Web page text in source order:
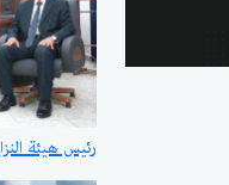
رئيس هيئة